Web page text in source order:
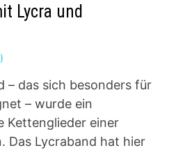
Lycra und
– das sich besonders für
– wurde ein
Kettenglieder einer
Das Lycraband hat hier